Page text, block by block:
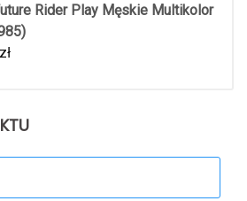
Rider Play Męskie Multikolor
zł